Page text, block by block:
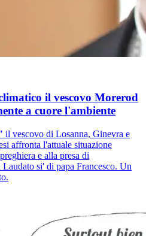
il vescovo Morerod
a cuore l'ambiente
vescovo di Losanna, Ginevra e
affronta l'attuale situazione
e alla presa di
si' di papa Francesco. Un